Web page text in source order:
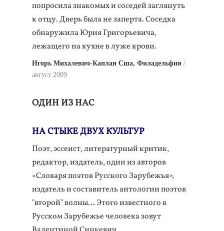
попросила знакомых и соседей заглянуть
к отцу. Дверь была не заперта. Соседка
обнаружила Юрия Григорьевича,
лежащего на кухне в луже крови.
Игорь Михалевич-Каплан Сша, Филадельфия
август 2009
ОДИН ИЗ НАС
НА СТЫКЕ ДВУХ КУЛЬТУР
Поэт, эссеист, литературный критик,
редактор, издатель, один из авторов
«Словаря поэтов Русского Зарубежья»,
издатель и составитель антологии поэтов
"второй" волны... Этого известного в
Русском Зарубежье человека зовут